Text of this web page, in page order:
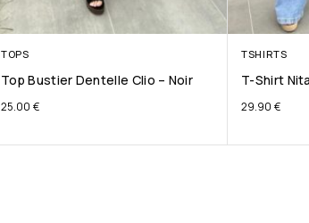
TOPS
Top Bustier Dentelle Clio – Noir
25.00 €
TSHIRTS
T-Shirt
29.90 €